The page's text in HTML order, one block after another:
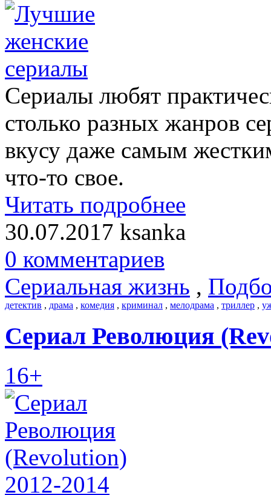
Сериалы любят
столько разных жанров
вкусу даже самым
что-то свое.
Читать подробнее
30.07.2017 ksanka
0 комментариев
Сериальная жизнь ,
детектив , драма , комедия , криминал , мелодрама , триллер ,
Сериал Революция
16+